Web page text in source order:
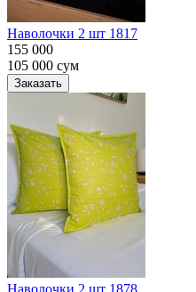
Наволочки 2 шт 1817
155 000
105 000 сум
Заказать
Наволочки 2 шт 1878